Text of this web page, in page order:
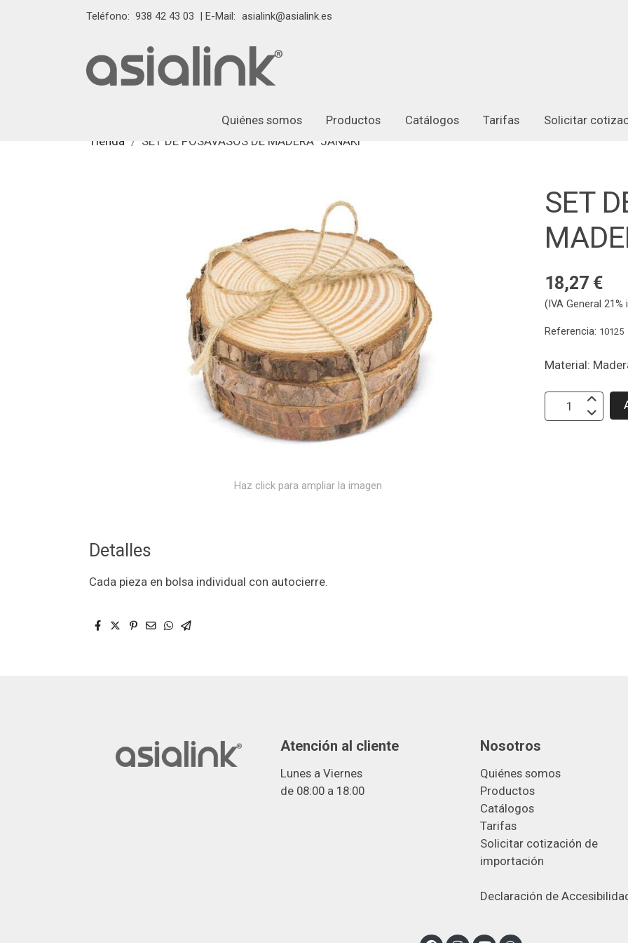
Teléfono: 938 42 43 03 | E-Mail: asialink@asialink.es
Quiénes somos Productos Catálogos Tarifas Solicitar
Tienda
SET DE POSAVASOS DE MADERA "JANAKI"
Haz click para ampliar la imagen
Detalles
Cada pieza en bolsa individual con autocierre.
SET
18,27 €
(IVA General 21%
Referencia: 10125
Material:
Atención al cliente
Lunes a Viernes
de 08:00 a 18:00
Nosotros
Quiénes somos
Productos
Catálogos
Tarifas
Solicitar cotización de
importación
Declaración de